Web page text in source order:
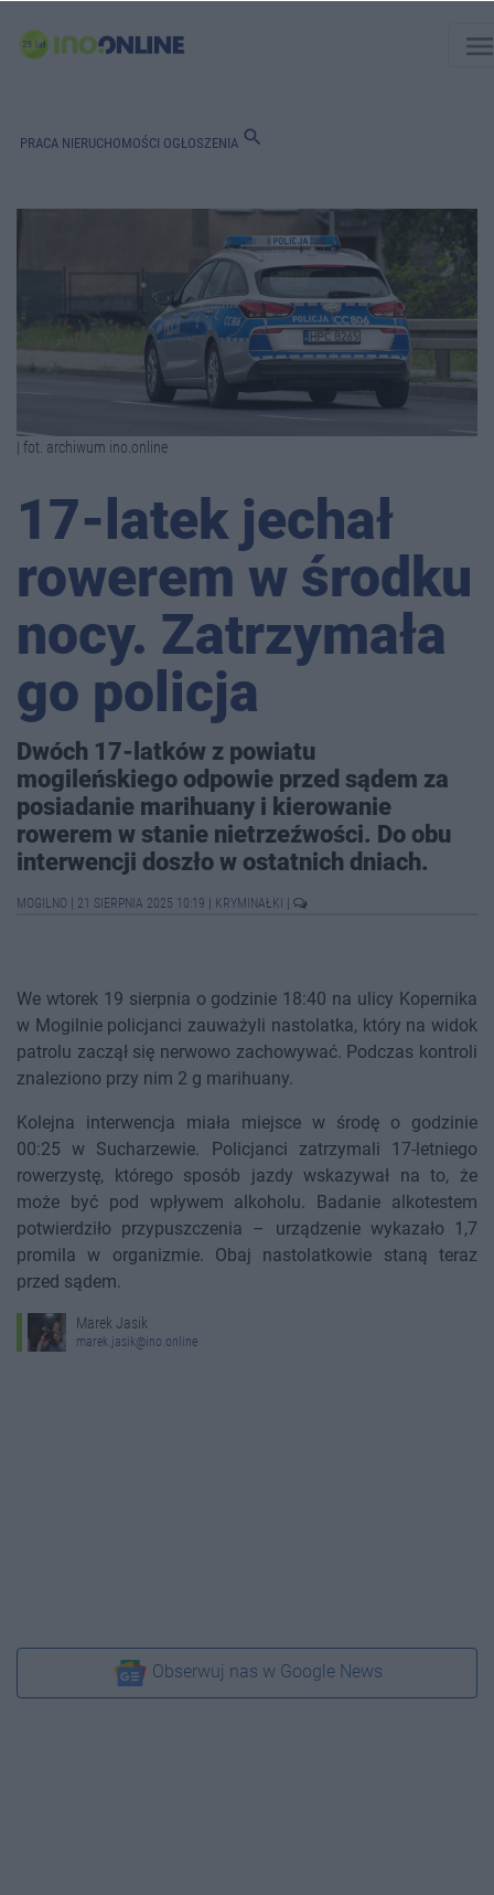
PRACA NIERUCHOMOŚCI OGŁOSZENIA search
| fot. archiwum ino.online
17-latek jechał
rowerem w środku
nocy. Zatrzymała
go policja
Dwóch 17-latków z powiatu
mogileńskiego odpowie przed sądem za
posiadanie marihuany i kierowanie
rowerem w stanie nietrzeźwości. Do obu
interwencji doszło w ostatnich dniach.
MOGILNO 21 SIERPNIA 2025 10:19 KRYMINAŁKI
We wtorek 19 sierpnia o godzinie 18:40 na ulicy Kopernika
w Mogilnie policjanci zauważyli nastolatka, który na widok
patrolu zaczął się nerwowo zachowywać. Podczas kontroli
znaleziono przy nim 2 g marihuany.
Kolejna interwencja miała miejsce w środę o godzinie
00:25 w Sucharzewie. Policjanci zatrzymali 17-letniego
rowerzystę, którego sposób jazdy wskazywał na to, że
może być pod wpływem alkoholu. Badanie alkotestem
potwierdziło przypuszczenia – urządzenie wykazało 1,7
promila w organizmie. Obaj nastolatkowie staną teraz
przed sądem.
Marek Jasik
marek.jasik@ino.online
Obserwuj nas w Google News